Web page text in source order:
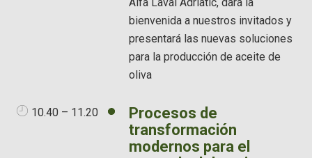
bienvenida a nuestros invitados y
presentará las nuevas soluciones
para la producción de aceite de
oliva
10.40 – 11.20
Procesos de
transformación
modernos para el